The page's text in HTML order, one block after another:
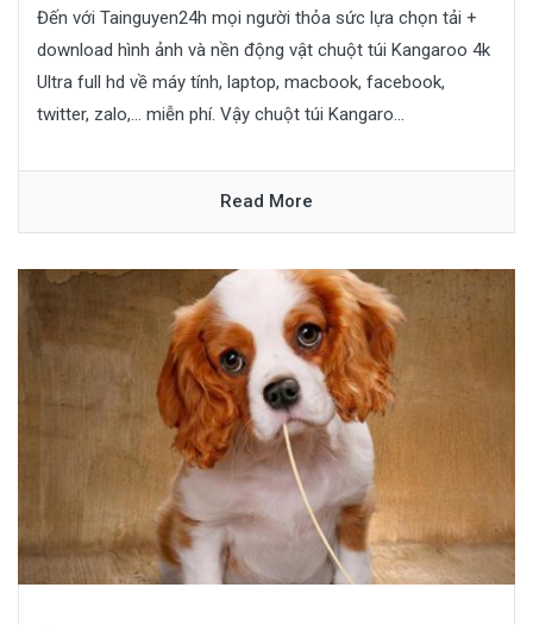
Đến với Tainguyen24h mọi người thỏa sức lựa chọn tải +
download hình ảnh và nền động vật chuột túi Kangaroo 4k
Ultra full hd về máy tính, laptop, macbook, facebook,
twitter, zalo,… miễn phí. Vậy chuột túi Kangaro...
Read More